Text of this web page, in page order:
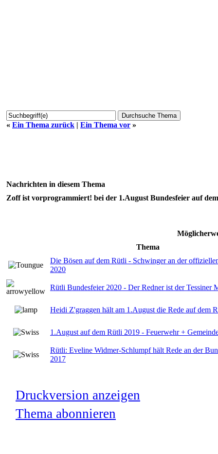
« Ein Thema zurück | Ein Thema vor »
Nachrichten in diesem Thema
Zoff ist vorprogrammiert! bei der 1.August Bundesfeier auf
Thema
Die Bösen auf dem Rütli - Schwinger an der
2020
Rütli Bundesfeier 2020 - Der Redner ist der Tessiner
Heidi Z'graggen hält am 1.August die Rede auf dem
1.August auf dem Rütli 2019 - Feuerwehr +
Rütli: Eveline Widmer-Schlumpf hält Rede an der
2017
Druckversion anzeigen
Thema abonnieren